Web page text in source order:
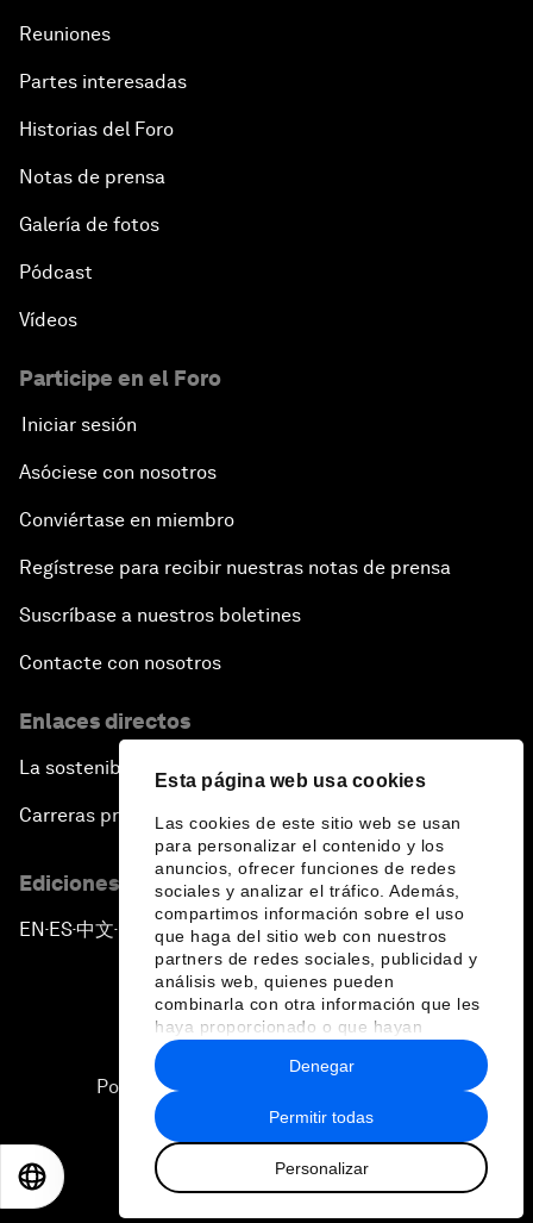
Esta página web usa cookies
Las cookies de este sitio web se usan
para personalizar el contenido y los
anuncios, ofrecer funciones de redes
sociales y analizar el tráfico. Además,
compartimos información sobre el uso
que haga del sitio web con nuestros
partners de redes sociales, publicidad y
análisis web, quienes pueden
combinarla con otra información que les
haya proporcionado o que hayan
recopilado a partir del uso que haya
hecho de sus servicios.
Permitir todas
Personalizar
Denegar
Reuniones
Partes interesadas
Historias del Foro
Notas de prensa
Galería de fotos
Pódcast
Vídeos
Participe en el Foro
Iniciar sesión
Asóciese con nosotros
Conviértase en miembro
Regístrese para recibir nuestras notas de prensa
Suscríbase a nuestros boletines
Contacte con nosotros
Enlaces directos
La sostenibilidad en el Foro
Carreras profesionales
Ediciones en otros idiomas
EN ▪ ES▪中文▪ 日本語
Política de privacidad y normas de uso
2026 Foro Económico Mundial